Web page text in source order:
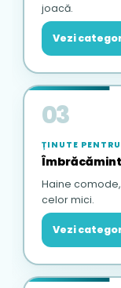
joacă.
Vezi
03
ȚINUTE
Haine
celor mici.
Vezi